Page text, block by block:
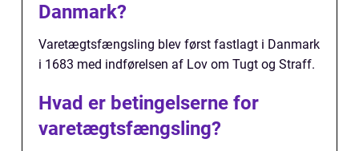
Danmark?
Varetægtsfængsling blev først fastlagt i Danmark
i 1683 med indførelsen af Lov om Tugt og Straff.
Hvad er betingelserne for
varetægtsfængsling?